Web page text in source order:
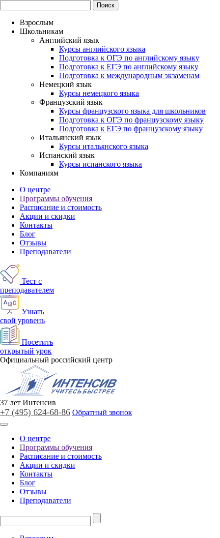
Взрослым
Школьникам
Английский язык
Курсы английского языка
Подготовка к ОГЭ по английскому языку
Подготовка к ЕГЭ по английскому языку
Подготовка к международным экзаменам
Немецкий язык
Курсы немецкого языка
Французский язык
Курсы французского языка для школьников
Подготовка к ОГЭ по французскому языку
Подготовка к ЕГЭ по французскому языку
Итальянский язык
Курсы итальянского языка
Испанский язык
Курсы испанского языка
Компаниям
О центре
Программы обучения
Расписание и стоимость
Акции и скидки
Контакты
Блог
Отзывы
Преподаватели
Тест с
преподавателем
Узнать
свой уровень
Посетить
открытый урок
Официальный российский центр
37 лет Интенсив
+7 (495) 624-68-86 Обратный звонок
О центре
Программы обучения
Расписание и стоимость
Акции и скидки
Контакты
Блог
Отзывы
Преподаватели